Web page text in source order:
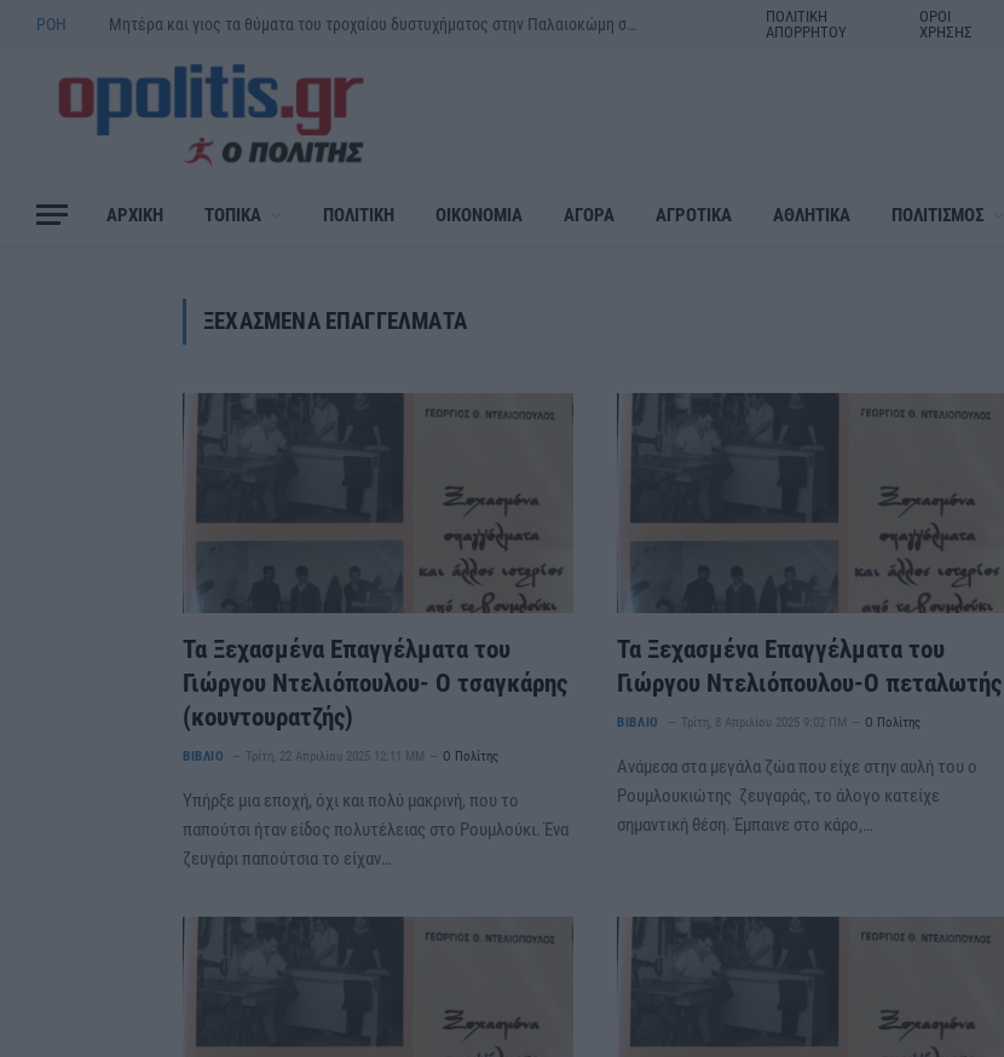
ΡΟΗ
ΠΟΛΙΤΙΚΗ
ΑΠΟΡΡΗΤΟΥ
ΟΡΟΙ
ΧΡΗΣΗΣ
ΑΡΧΙΚΗ ΤΟΠΙΚΑ ΠΟΛΙΤΙΚΗ ΟΙΚΟΝΟΜΙΑ ΑΓΟΡΑ ΑΓΡΟΤΙΚΑ ΑΘΛΗΤΙΚΑ ΠΟΛΙΤΙΣΜΟΣ
ΞΕΧΑΣΜΕΝΑ ΕΠΑΓΓΕΛΜΑΤΑ
Τα Ξεχασμένα Επαγγέλματα του
Γιώργου Ντελιόπουλου- Ο τσαγκάρης
(κουντουρατζής)
ΒΙΒΛΙΟ Τρίτη, 22 Απριλίου 2025 12:11 ΜΜ Ο Πολίτης
Υπήρξε μια εποχή, όχι και πολύ μακρινή, που το
παπούτσι ήταν είδος πολυτέλειας στο Ρουμλούκι. Ένα
ζευγάρι παπούτσια το είχαν…
Τα Ξεχασμένα Επαγγέλματα του
Γιώργου Ντελιόπουλου-Ο πεταλωτής
ΒΙΒΛΙΟ Τρίτη, 8 Απριλίου 2025 9:02 ΠΜ Ο Πολίτης
Ανάμεσα στα μεγάλα ζώα που είχε στην αυλή του ο
Ρουμλουκιώτης ζευγαράς, το άλογο κατείχε
σημαντική θέση. Έμπαινε στο κάρο,…